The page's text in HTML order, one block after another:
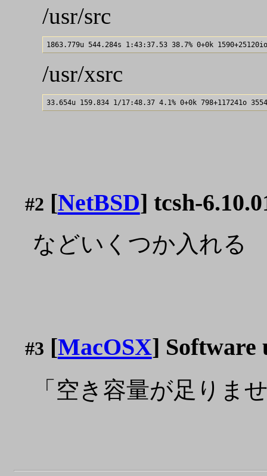
/usr/src
/usr/xsrc
#2 [NetBSD] tcsh-
などいくつか入れる
#3 [MacOSX] Software
「空き容量が足りま